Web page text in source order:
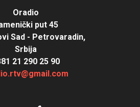
Oradio
put 45
Sad - Petrovaradin,
Srbija
21 290 25 90